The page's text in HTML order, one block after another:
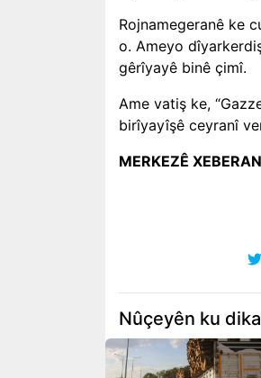
Rojnamegeranê ke
o. Ameyo
gêrîyayê binê çimî.
Ame vatiş ke,
birîyayîşê ceyranî
MERKEZÊ XEBERAN
Nûçeyên ku